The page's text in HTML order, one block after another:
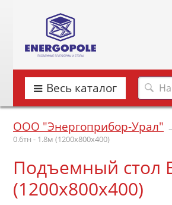
Весь каталог
ООО "Энергоприбор-Урал"
0.6тн - 1.8м (1200х800х400)
Подъемный стол
(1200х800х400)